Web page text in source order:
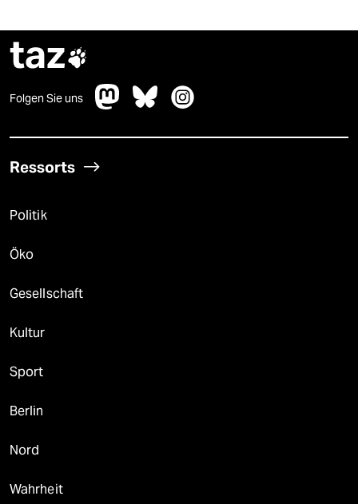
taz
Folgen Sie uns
Ressorts
Politik
Öko
Gesellschaft
Kultur
Sport
Berlin
Nord
Wahrheit